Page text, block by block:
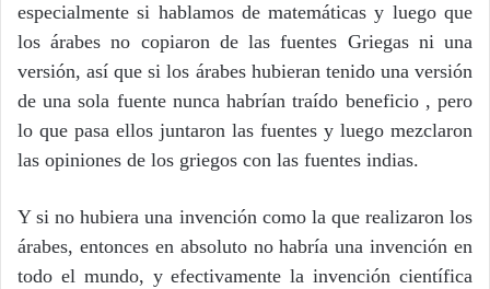
especialmente si hablamos de matemáticas y luego que
los árabes no copiaron de las fuentes Griegas ni una
versión, así que si los árabes hubieran tenido una versión
de una sola fuente nunca habrían traído beneficio , pero
lo que pasa ellos juntaron las fuentes y luego mezclaron
las opiniones de los griegos con las fuentes indias.
Y si no hubiera una invención como la que realizaron los
árabes, entonces en absoluto no habría una invención en
todo el mundo, y efectivamente la invención científica